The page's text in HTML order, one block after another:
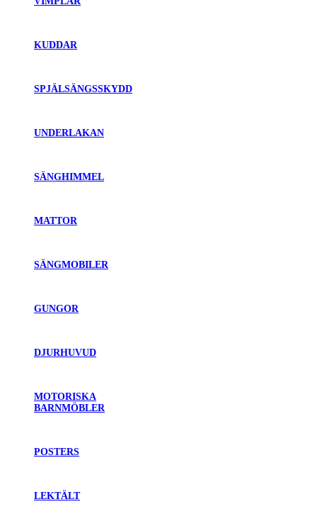
KUDDAR
SPJÄLSÄNGSSKYDD
UNDERLAKAN
SÄNGHIMMEL
MATTOR
SÄNGMOBILER
GUNGOR
DJURHUVUD
MOTORISKA
BARNMÖBLER
POSTERS
LEKTÄLT